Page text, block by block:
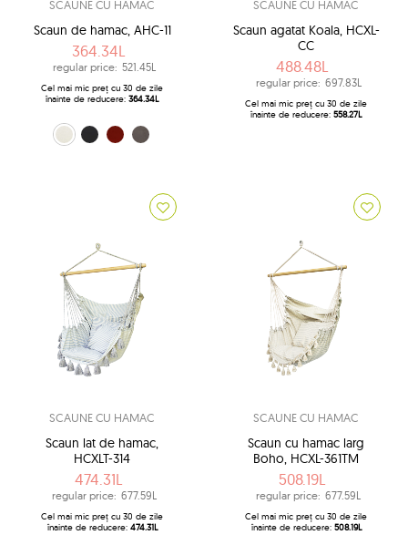
SCAUNE CU HAMAC
Scaun de hamac, AHC-11
364.34L
regular price: 521.45L
Cel mai mic preț cu 30 de zile
înainte de reducere: 364.34L
ecru (0209)negru (10)roșu (325)gri (9)
SCAUNE CU HAMAC
Scaun agatat Koala, HCXL-
CC
488.48L
regular price: 697.83L
Cel mai mic preț cu 30 de zile
înainte de reducere: 558.27L
SCAUNE CU HAMAC
Scaun lat de hamac,
HCXLT-314
474.31L
regular price: 677.59L
Cel mai mic preț cu 30 de zile
înainte de reducere: 474.31L
SCAUNE CU HAMAC
Scaun cu hamac larg
Boho, HCXL-361TM
508.19L
regular price: 677.59L
Cel mai mic preț cu 30 de zile
înainte de reducere: 508.19L